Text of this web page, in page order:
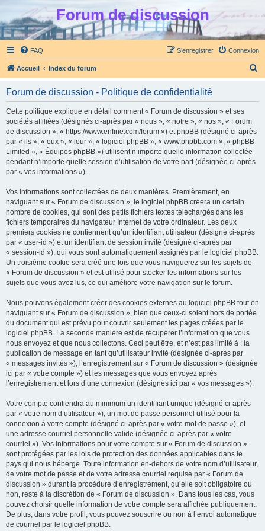
Forum de discussion
FAQ Connexion
S’enregistrer
Accueil Index du forum
Forum de discussion - Politique de confidentialité
Cette politique explique en détail comment « Forum de discussion » et ses
sociétés affiliées (désignés ci-après par « nous », « notre », « nos », « Forum
de discussion », « https://www.enfine.com/forum ») et phpBB (désigné ci-après
par « ils », « eux », « leur », « logiciel phpBB », « www.phpbb.com », « phpBB
Limited », « Équipes phpBB ») utilisent n’importe quelle information collectée
pendant n’importe quelle session d’utilisation de votre part (désignée ci-après
par « vos informations »).
Vos informations sont collectées de deux manières. Premièrement, en
naviguant sur « Forum de discussion », le logiciel phpBB créera un certain
nombre de cookies, qui sont des petits fichiers textes téléchargés dans les
fichiers temporaires du navigateur Internet de votre ordinateur. Les deux
premiers cookies ne contiennent qu’un identifiant utilisateur (désigné ci-après
par « user-id ») et un identifiant de session invité (désigné ci-après par
« session-id »), qui vous sont automatiquement assignés par le logiciel phpBB.
Un troisième cookie sera créé une fois que vous naviguerez sur les sujets de
« Forum de discussion » et est utilisé pour stocker les informations sur les
sujets que vous avez lus, ce qui améliore votre navigation sur le forum.
Nous pouvons également créer des cookies externes au logiciel phpBB tout en
naviguant sur « Forum de discussion », bien que ceux-ci soient hors de portée
du document qui est prévu pour couvrir seulement les pages créées par le
logiciel phpBB. La seconde manière est de récupérer l’information que vous
nous envoyez et que nous collectons. Ceci peut être, et n’est pas limité à : la
publication de message en tant qu’utilisateur invité (désignée ci-après par
« messages invités »), l’enregistrement sur « Forum de discussion » (désignée
ici par « votre compte ») et les messages que vous envoyez après
l’enregistrement et lors d’une connexion (désignés ici par « vos messages »).
Votre compte contiendra au minimum un identifiant unique (désigné ci-après
par « votre nom d’utilisateur »), un mot de passe personnel utilisé pour la
connexion à votre compte (désigné ci-après par « votre mot de passe »), et
une adresse courriel personnelle valide (désignée ci-après par « votre
courriel »). Vos informations pour votre compte sur « Forum de discussion »
sont protégées par les lois de protection des données applicables dans le
pays qui nous héberge. Toute information en-dehors de votre nom d’utilisateur,
de votre mot de passe et de votre adresse courriel requise par « Forum de
discussion » durant la procédure d’enregistrement, qu’elle soit obligatoire ou
non, reste à la discrétion de « Forum de discussion ». Dans tous les cas, vous
pouvez choisir quelle information de votre compte sera affichée publiquement.
De plus, dans votre profil, vous pouvez souscrire ou non à l’envoi automatique
de courriel par le logiciel phpBB.